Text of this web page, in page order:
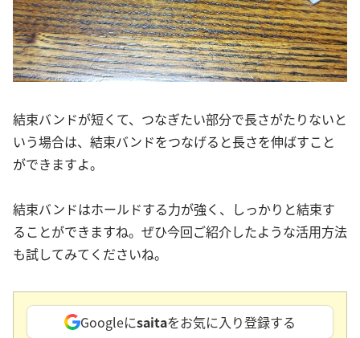
結束バンドが短くて、つなぎたい部分で長さがたりないと
いう場合は、結束バンドをつなげると長さを伸ばすこと
ができますよ。
結束バンドはホールドする力が強く、しっかりと結束す
ることができますね。ぜひ今回ご紹介したような活用方法
も試してみてくださいね。
Googleにsaitaをお気に入り登録する